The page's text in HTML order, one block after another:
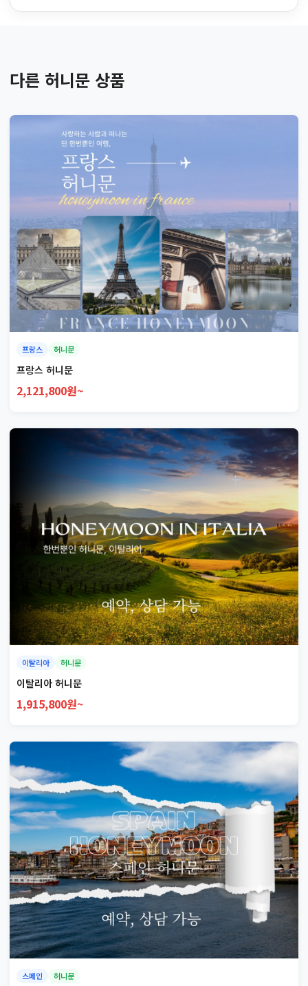
다른 허니문 상품
프랑스 허니문
프랑스 허니문
2,121,800원~
이탈리아 허니문
이탈리아 허니문
1,915,800원~
스페인 허니문